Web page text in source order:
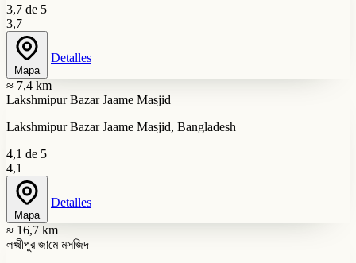
3,7 de 5
3,7
Mapa
Detalles
≈ 7,4 km
Lakshmipur Bazar Jaame Masjid
Lakshmipur Bazar Jaame Masjid, Bangladesh
4,1 de 5
4,1
Mapa
Detalles
≈ 16,7 km
লক্ষ্মীপুর জামে মসজিদ